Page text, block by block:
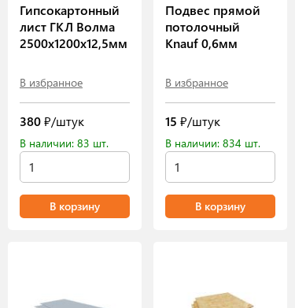
Гипсокартонный
лист ГКЛ Волма
2500х1200х12,5мм
В избранное
380₽/штук
В наличии: 83 шт.
В корзину
Подвес прямой
потолочный
Knauf 0,6мм
В избранное
15 ₽/штук
В наличии: 834 шт.
В корзину